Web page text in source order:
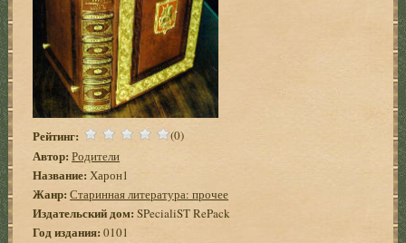
Рейтинг: (0)
Автор: Родители
Название: Харон1
Жанр: Старинная литература: прочее
Издательский дом: SPecialiST RePack
Год издания: 0101